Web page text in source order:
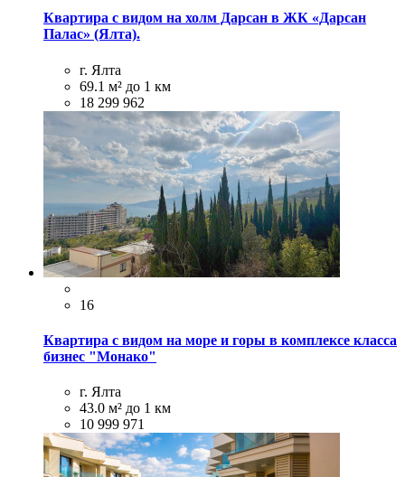
Квартира с видом на холм Дарсан в ЖК «Дарсан
Палас» (Ялта).
г. Ялта
69.1 м² до 1 км
18 299 962
16
Квартира с видом на море и горы в комплексе класса
бизнес "Монако"
г. Ялта
43.0 м² до 1 км
10 999 971